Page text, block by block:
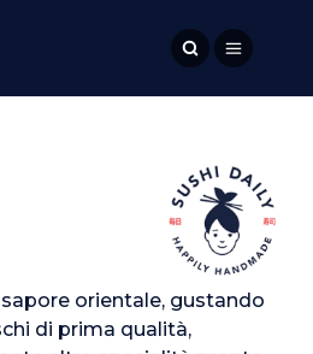
orientale, gustando
di prima qualità,